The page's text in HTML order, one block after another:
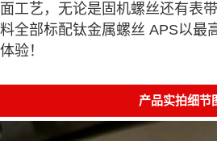
面工艺，无论是固机螺丝还有表
料全部标配钛金属螺丝 APS以最
体验！
产品实拍细节